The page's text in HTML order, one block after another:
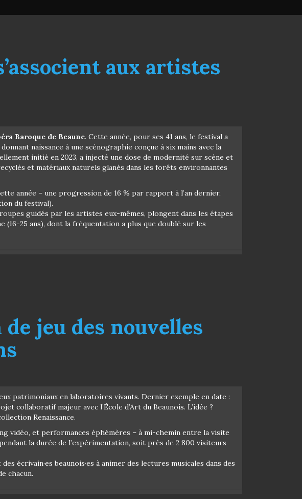
aux artistes
Baroque de Beaune. Cette année, pour ses 41 ans, le festival a
naissance à une scénographie conçue à six mains avec la
initié en 2023, a injecté une dose de modernité sur scène et
et matériaux naturels glanés dans les forêts environnantes
année – une progression de 16 % par rapport à l’an dernier,
du festival).
guidés par les artistes eux-mêmes, plongent dans les étapes
25 ans), dont la fréquentation a plus que doublé sur les
jeu des nouvelles
patrimoniaux en laboratoires vivants. Dernier exemple en date :
collaboratif majeur avec l’École d’Art du Beaunois. L’idée ?
Renaissance.
vidéo, et performances éphémères – à mi-chemin entre la visite
la durée de l’expérimentation, soit près de 2 800 visiteurs
écrivain·es beaunois·es à animer des lectures musicales dans des
chacun.